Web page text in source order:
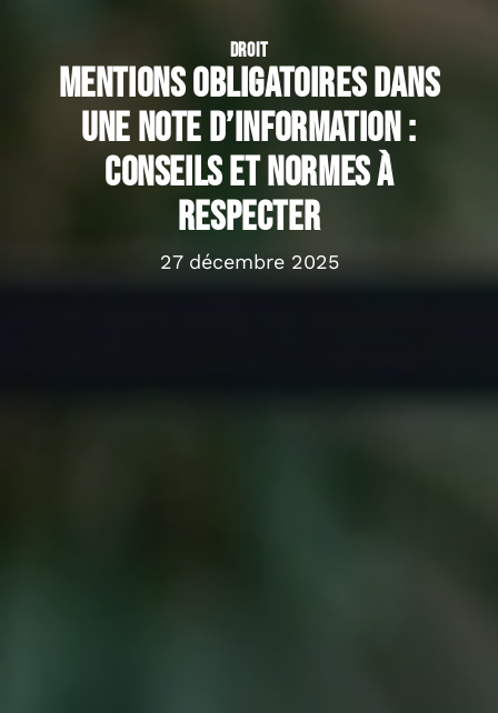
DROIT
Mentions obligatoires dans
une note d’information :
conseils et normes à
respecter
27 décembre 2025